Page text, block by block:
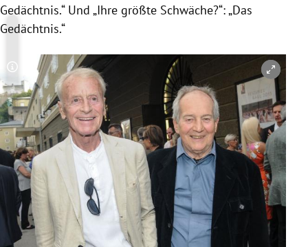
Gedächtnis.“ Und „Ihre größte Schwäche?“: „Das
Gedächtnis.“
Copyright-Hinweis öffnen/schließen